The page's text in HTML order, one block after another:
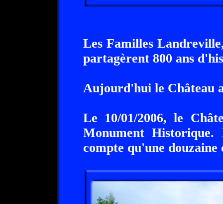
Les Familles
partagèrent 800 ans
Aujourd'hui le Château
Le 10/01/2006, le
Monument
compte qu'une